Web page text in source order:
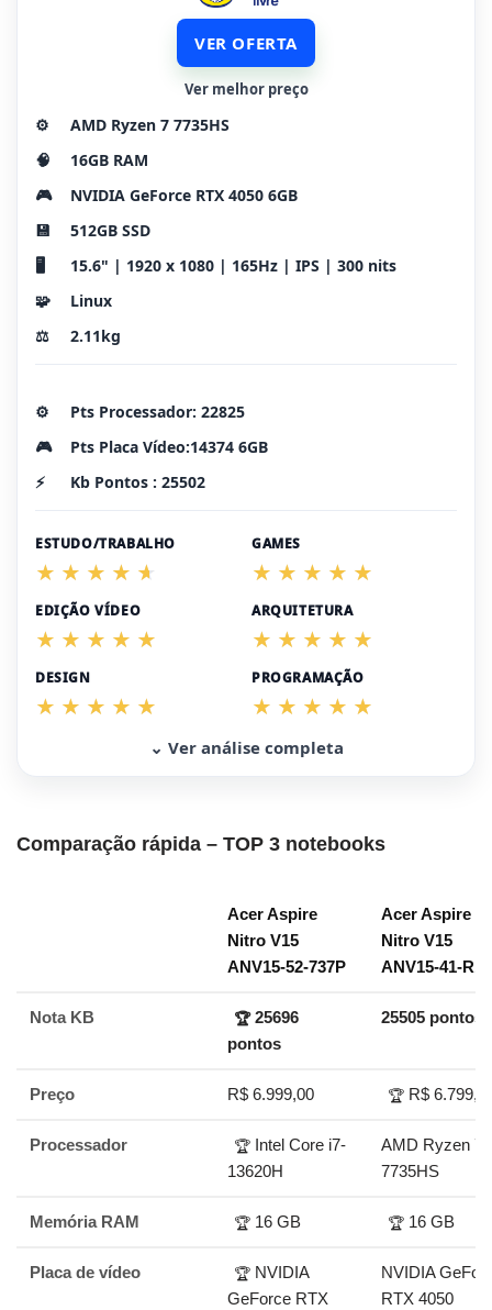
VER OFERTA
Ver melhor preço
⚙️
AMD Ryzen 7 7735HS
🧠
16GB RAM
🎮
NVIDIA GeForce RTX 4050 6GB
💾
512GB SSD
🖥️
15.6" | 1920 x 1080 | 165Hz | IPS | 300 nits
🧩
Linux
⚖️
2.11kg
⚙️
Pts Processador: 22825
🎮
Pts Placa Vídeo:14374 6GB
⚡
Kb Pontos : 25502
ESTUDO/TRABALHO GAMES
EDIÇÃO VÍDEO ARQUITETURA
DESIGN PROGRAMAÇÃO
⌄ Ver análise completa
Comparação rápida – TOP 3 notebooks
Acer Aspire
Nitro V15
ANV15-52-737P
Acer Aspire
Nitro V15
ANV15-41-
Nota KB 🏆25696
pontos
25505 pontos
Preço R$ 6.999,00 🏆 R$
Processador 🏆 Intel Core i7-
13620H
AMD Ryzen 7
7735HS
Memória RAM 🏆 16 GB 🏆 16 GB
Placa de vídeo 🏆 NVIDIA
GeForce RTX
NVIDIA
RTX 4050